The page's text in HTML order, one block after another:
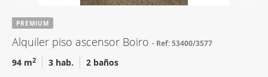
PREMIUM
Alquiler piso ascensor Boiro Ref: 53400/3577
94 m2 3 hab.
2 baños